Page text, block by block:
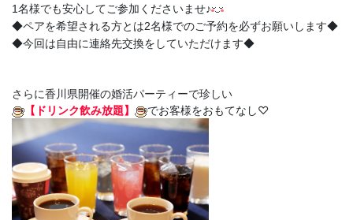
1名様でも安心してご参加くださいませ♪
◆ペアを希望される方とは2名様でのご予約を必ずお願いします◆
◆今回は自由に連絡先交換をしていただけます◆
さらに香川県開催の婚活パーティーで珍しい
【ドリンク飲み放題】
でお客様をおもてなし♡